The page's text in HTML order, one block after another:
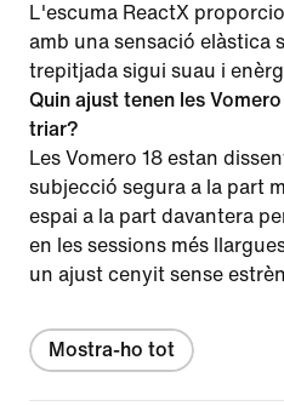
L'escuma ReactX
amb una sensació elàstica
trepitjada sigui suau i
Quin ajust tenen les
triar?
Les Vomero 18 estan
subjecció segura a la part
espai a la part davantera
en les sessions més
un ajust cenyit sense
Mostra-ho tot